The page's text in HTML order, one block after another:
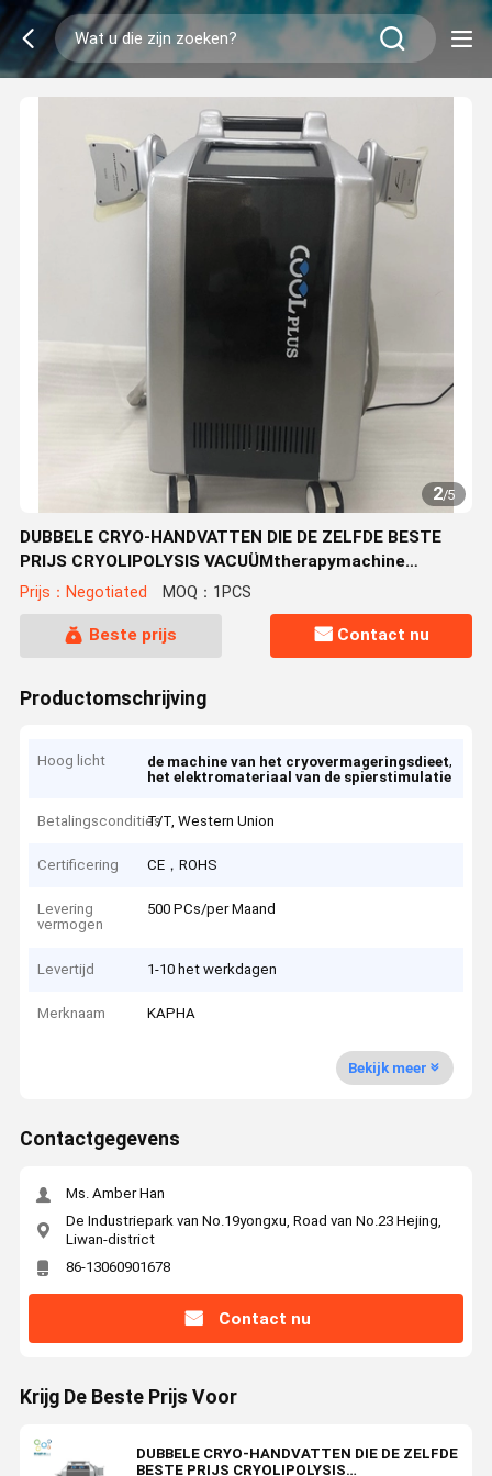
2/5
DUBBELE CRYO-HANDVATTEN DIE DE ZELFDE BESTE
PRIJS CRYOLIPOLYSIS VACUÜMtherapymachine
WERKEN VAN DE TIJDcryolipolysis VETTE BEVRIEZENDE
Prijs：Negotiated MOQ：1PCS
Beste prijs Contact nu
Productomschrijving
Hoog licht de machine van het cryovermageringsdieet,
het elektromateriaal van de spierstimulatie
BetalingsconditiesT/T, Western Union
Certificering CE，ROHS
Levering
vermogen
500 PCs/per Maand
Levertijd 1-10 het werkdagen
Merknaam KAPHA
Bekijk meer
Contactgegevens
Ms. Amber Han
De Industriepark van No.19yongxu, Road van No.23 Hejing,
Liwan-district
86-13060901678
Contact nu
Krijg De Beste Prijs Voor
DUBBELE CRYO-HANDVATTEN DIE DE ZELFDE
BESTE PRIJS CRYOLIPOLYSIS